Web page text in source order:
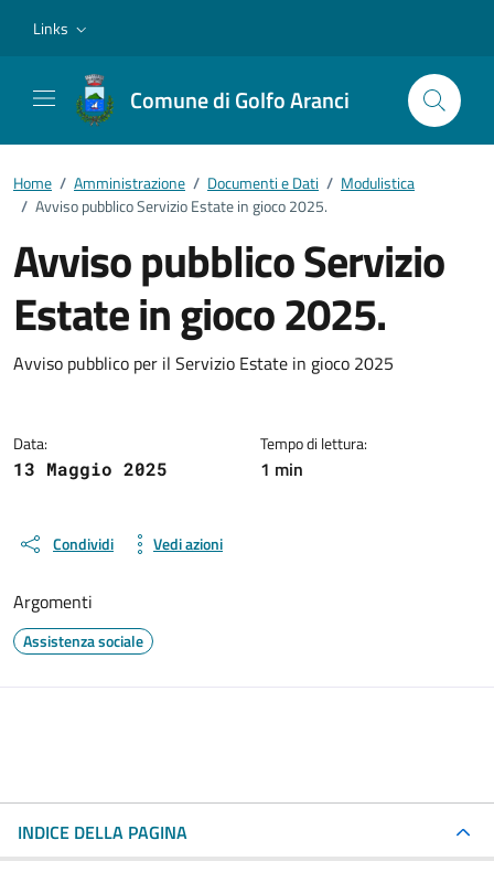
Links
Comune di Golfo Aranci
Home / Amministrazione / Documenti e Dati / Modulistica
/ Avviso pubblico Servizio Estate in gioco 2025.
Avviso pubblico Servizio
Estate in gioco 2025.
Dettagli del documento
Avviso pubblico per il Servizio Estate in gioco 2025
Data:
13 Maggio 2025
Tempo di lettura:
1 min
Condividi Vedi azioni
Argomenti
Assistenza sociale
INDICE DELLA PAGINA